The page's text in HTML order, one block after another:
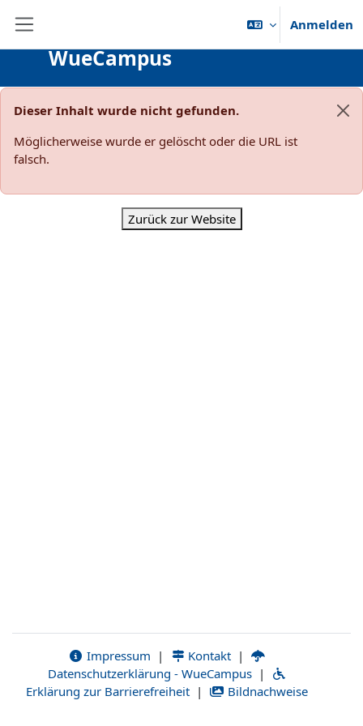
Anmelden
WueCampus
Dieser Inhalt wurde nicht gefunden.
Möglicherweise wurde er gelöscht oder die URL ist
falsch.
Zurück zur Website
Impressum | Kontakt |
Datenschutzerklärung - WueCampus |
Erklärung zur Barrierefreiheit | Bildnachweise